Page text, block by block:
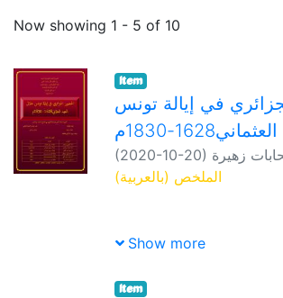
Recent Submissions
Now showing 1 - 5 of 10
Item
في إيالة تونس
1830م
(2020-10-20) زهيرة
عسال نور الدين
الملخص (بالعربية)
موضوع" الحضور الجزائري
"حيث حتمت الظرفية مع مطلع
Show more
Item